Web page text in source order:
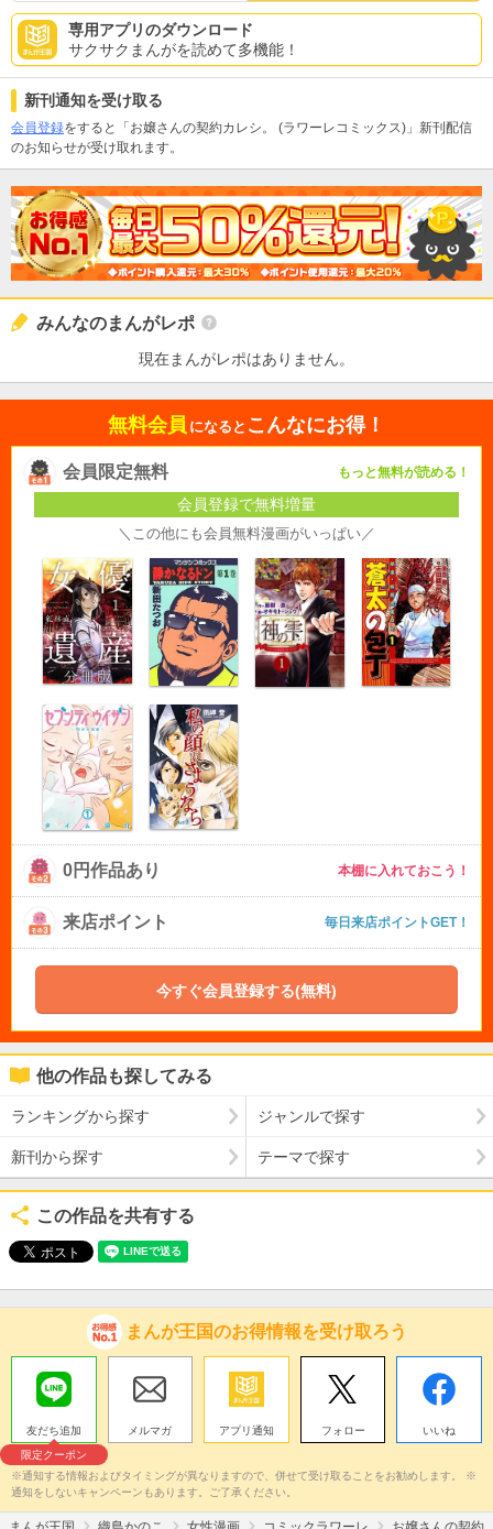
専用アプリのダウンロード
サクサクまんがを読めて多機能！
新刊通知を受け取る
会員登録をすると「お嬢さんの契約カレシ。 (ラワーレコミックス)」新刊配信
のお知らせが受け取れます。
みんなのまんがレポ
現在まんがレポはありません。
無料会員 になると こんなにお得！
会員限定無料 もっと無料が読める！
会員登録で無料増量
＼この他にも会員無料漫画がいっぱい／
0円作品あり 本棚に入れておこう！
来店ポイント 毎日来店ポイントGET！
今すぐ会員登録する(無料)
他の作品も探してみる
ランキングから探す ジャンルで探す
新刊から探す テーマで探す
この作品を共有する
まんが王国のお得情報を受け取ろう
友だち追加
限定クーポン
メルマガ アプリ通知 フォロー いいね
※通知する情報およびタイミングが異なりますので、併せて受け取ることをお勧めします。 ※
通知をしないキャンペーンもあります。ご了承ください。